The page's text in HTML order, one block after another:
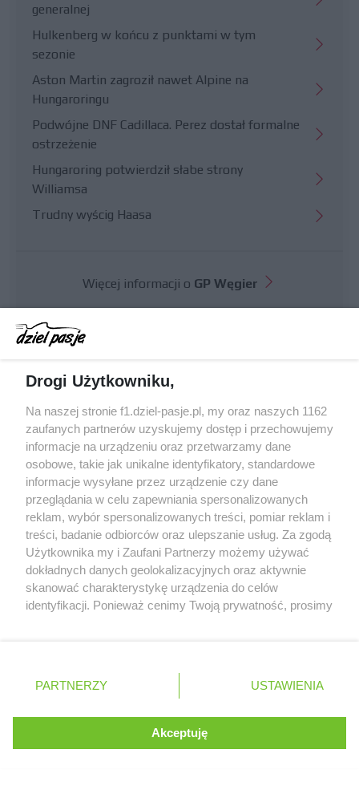
generalnej
Hulkenberg w końcu z punktami w tym
sezonie
Aston Martin zagroził nawet Alpine na
Hungaroringu
Podwójne DNF Cadillaca. Perez dostał formalne
ostrzeżenie
Hungaroring potwierdził słabe strony
Williamsa
Trudny wyścig Haasa
Więcej informacji o GP Węgier
Czy uważasz, że przerwa wakacyjna
powinna mieć miejsce w F1?
TAK NIE
TESTY 2026
Serwis internetowy, z którego korzystasz, używa plików
cookies. Są to pliki instalowane w urządzeniach
końcowych osób korzystających z serwisu, w celu
administrowania serwisem, poprawy jakości
Dowiedz się więcej o naszej polityce
ROZUMIEM
Drogi Użytkowniku,
Na naszej stronie f1.dziel-pasje.pl, my oraz naszych 1162
zaufanych partnerów uzyskujemy dostęp i przechowujemy
informacje na urządzeniu oraz przetwarzamy dane
osobowe, takie jak unikalne identyfikatory, standardowe
informacje wysyłane przez urządzenie czy dane
przeglądania w celu zapewniania spersonalizowanych
reklam, wybór spersonalizowanych treści, pomiar reklam i
treści, badanie odbiorców oraz ulepszanie usług. Za zgodą
Użytkownika my i Zaufani Partnerzy możemy używać
dokładnych danych geolokalizacyjnych oraz aktywnie
skanować charakterystykę urządzenia do celów
identyfikacji. Ponieważ cenimy Twoją prywatność, prosimy
prywatności znajdujący się w lewym dolnym rogu strony
. Niektóre rodzaje przetwarzania danych nie wymagają
takiemu przetwarzaniu. Preferencje będą miały
zastosowania tylko na tej witrynie.
PARTNERZY USTAWIENIA
Akceptuję